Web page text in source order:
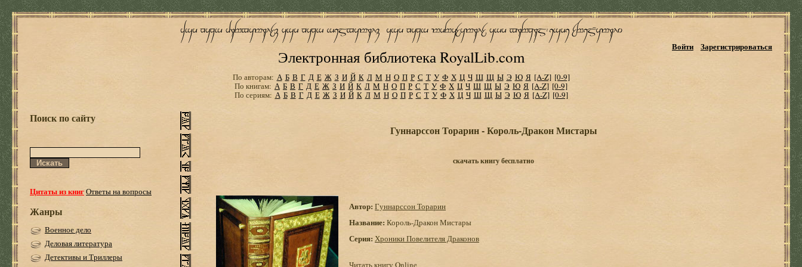
Электронная библиотека RoyalLib.com
Войти Зарегистрироваться
По авторам: А Б В Г Д Е Ж З И Й К Л М Н О П Р С Т У Ф Х Ц Ч Ш Щ Ы Э Ю Я [A-Z] [0-9]
По книгам: А Б В Г Д Е Ж З И Й К Л М Н О П Р С Т У Ф Х Ц Ч Ш Щ Ы Э Ю Я [A-Z] [0-9]
По сериям: А Б В Г Д Е Ж З И Й К Л М Н О П Р С Т У Ф Х Ц Ч Ш Щ Ы Э Ю Я [A-Z] [0-9]
Поиск по сайту
Цитаты из книгОтветы на вопросы
Жанры
Военное дело
Деловая литература
Детективы и Триллеры
Гуннарссон Торарин - Король-Дракон Мистары
скачать книгу бесплатно
Автор: Гуннарссон Торарин
Название: Король-Дракон Мистары
Серия: Хроники Повелителя Драконов
Читать книгу Online